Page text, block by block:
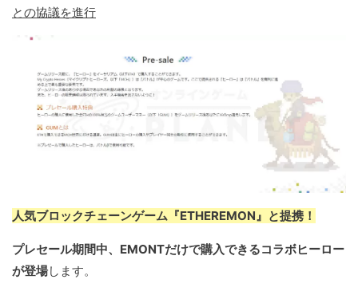
との協議を進行
人気ブロックチェーンゲーム『ETHEREMON』と提携！
プレセール期間中、EMONTだけで購入できるコラボヒーロー
が登場します。